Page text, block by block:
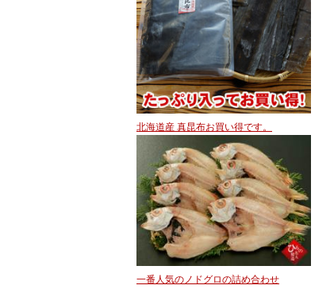
北海道産 真昆布お買い得です。
一番人気のノドグロの詰め合わせ